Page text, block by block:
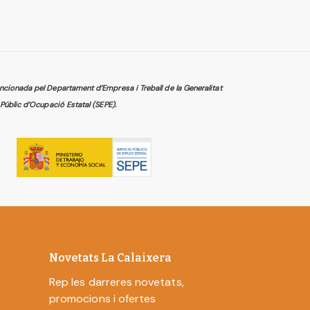
pel Departament d’Empresa i Treball de la Generalitat
d’Ocupació Estatal (SEPE).
Novetats La Calaixera
Rep les darreres novetats,
promocions i ofertes